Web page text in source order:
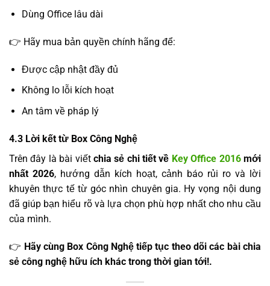
Dùng Office lâu dài
👉 Hãy mua bản quyền chính hãng để:
Được cập nhật đầy đủ
Không lo lỗi kích hoạt
An tâm về pháp lý
4.3 Lời kết từ Box Công Nghệ
Trên đây là bài viết chia sẻ chi tiết về Key Office 2016mới
nhất 2026, hướng dẫn kích hoạt, cảnh báo rủi ro và lời
khuyên thực tế từ góc nhìn chuyên gia. Hy vọng nội dung
đã giúp bạn hiểu rõ và lựa chọn phù hợp nhất cho nhu cầu
của mình.
👉 Hãy cùng Box Công Nghệ tiếp tục theo dõi các bài chia
sẻ công nghệ hữu ích khác trong thời gian tới!.